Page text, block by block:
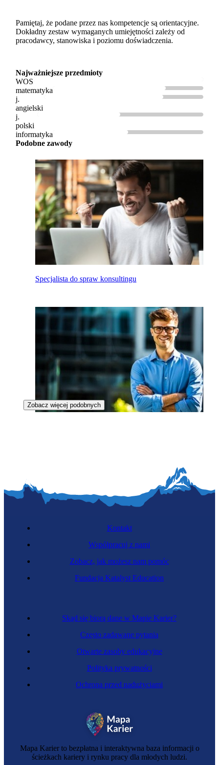
Pamiętaj, że podane przez nas kompetencje są orientacyjne.
Dokładny zestaw wymaganych umiejętności zależy od
pracodawcy, stanowiska i poziomu doświadczenia.
Najważniejsze przedmioty
WOS
matematyka
j.
angielski
j.
polski
informatyka
Podobne zawody
Specjalista do spraw konsultingu
Zawód regulowany
Detektyw prywatny
Działacz organizacji społecznej
Zobacz więcej podobnych
Mapa Karier to bezpłatna i interaktywna baza informacji o
ścieżkach kariery i rynku pracy dla młodych ludzi.
Skąd się biorą dane w Mapie Karier?
Często zadawane pytania
Otwarte zasoby edukacyjne
Polityka prywatności
Ochrona przed nadużyciami
Kontakt
Współpracuj z nami
Zobacz, jak możesz nam pomóc
Fundacja Katalyst Education